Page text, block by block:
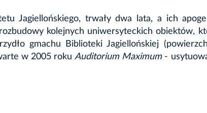
Jagiellońskiego, trwały dwa lata, a ich
kolejnych uniwersyteckich obiektów,
gmachu Biblioteki Jagiellońskiej
w 2005 rokuAuditorium Maximum-